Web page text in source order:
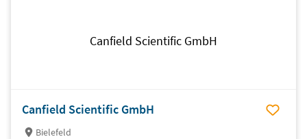
Canfield Scientific GmbH
Canfield Scientific GmbH
Bielefeld